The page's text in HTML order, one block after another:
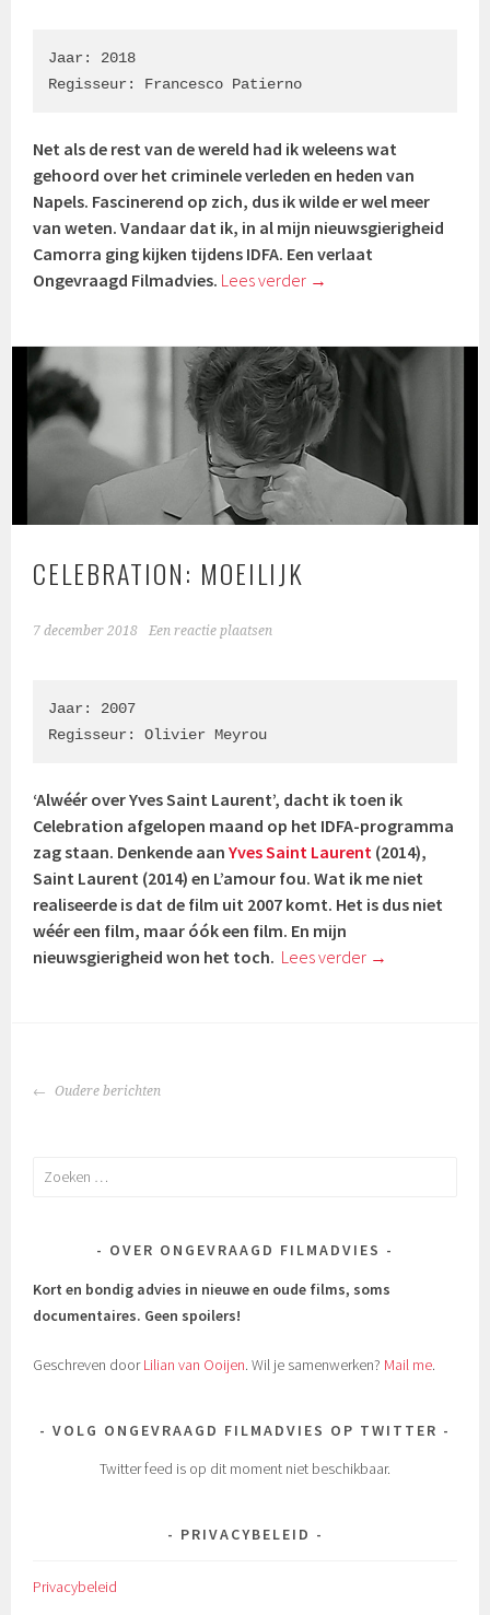
Jaar: 2018
Regisseur: Francesco Patierno
Net als de rest van de wereld had ik weleens wat
gehoord over het criminele verleden en heden van
Napels. Fascinerend op zich, dus ik wilde er wel meer
van weten. Vandaar dat ik, in al mijn nieuwsgierigheid
Camorra ging kijken tijdens IDFA. Een verlaat
Ongevraagd Filmadvies. Lees verder →
CELEBRATION: MOEILIJK
7 december 2018 Een reactie plaatsen
Jaar: 2007
Regisseur: Olivier Meyrou
‘Alwéér over Yves Saint Laurent’, dacht ik toen ik
Celebration afgelopen maand op het IDFA-programma
zag staan. Denkende aanYves Saint Laurent (2014),
Saint Laurent (2014) en L’amour fou. Wat ik me niet
realiseerde is dat de film uit 2007 komt. Het is dus niet
wéér een film, maar óók een film. En mijn
nieuwsgierigheid won het toch. Lees verder →
BERICHTENNAVIGATIE
Oudere berichten
Zoeken
OVER ONGEVRAAGD FILMADVIES
Kort en bondig advies in nieuwe en oude films, soms
documentaires. Geen spoilers!
Geschreven doorLilian van Ooijen. Wil je samenwerken? Mail me.
VOLG ONGEVRAAGD FILMADVIES OP TWITTER
Twitter feed is op dit moment niet beschikbaar.
PRIVACYBELEID
Privacybeleid